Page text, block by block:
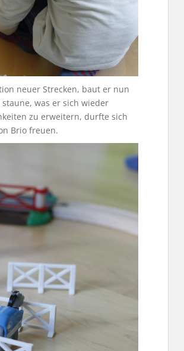
neuer Strecken, baut er nun
was er sich wieder
zu erweitern, durfte sich
Brio freuen.